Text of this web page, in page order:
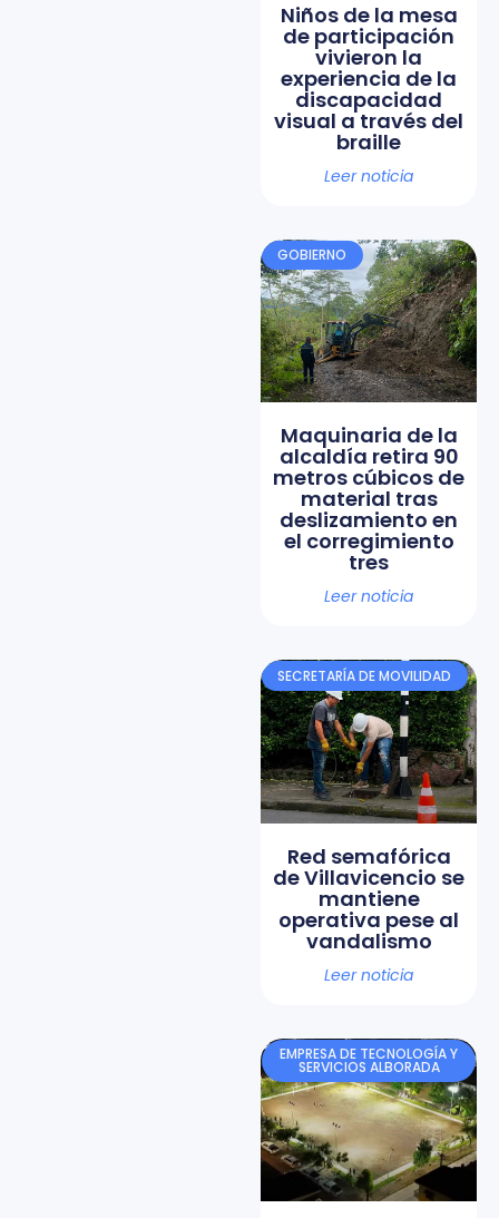
Niños de la mesa
de participación
vivieron la
experiencia de la
discapacidad
visual a través del
braille
Leer noticia
GOBIERNO
Maquinaria de la
alcaldía retira 90
metros cúbicos de
material tras
deslizamiento en
el corregimiento
tres
Leer noticia
SECRETARÍA DE MOVILIDAD
Red semafórica
de Villavicencio se
mantiene
operativa pese al
vandalismo
Leer noticia
EMPRESA DE TECNOLOGÍA Y
SERVICIOS ALBORADA